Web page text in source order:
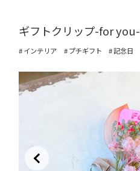
ギフトクリップ-for you-
インテリア プチギフト 記念日